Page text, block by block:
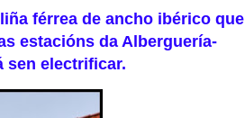
férrea de ancho ibérico que
estacións da Alberguería-
sen electrificar.